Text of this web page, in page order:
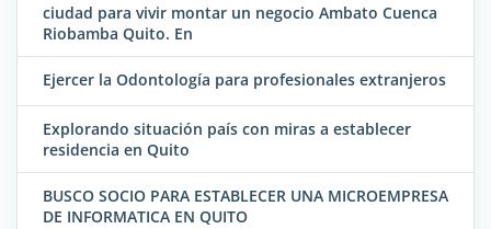
ciudad para vivir montar un negocio Ambato Cuenca
Riobamba Quito. En
Ejercer la Odontología para profesionales extranjeros
Explorando situación país con miras a establecer
residencia en Quito
BUSCO SOCIO PARA ESTABLECER UNA MICROEMPRESA
DE INFORMATICA EN QUITO